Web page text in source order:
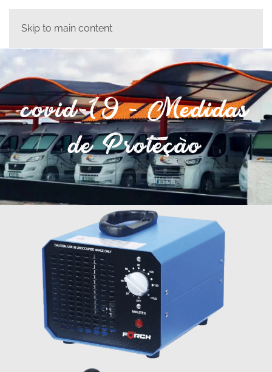
Skip to main content
covid-19 - Medidas
de Proteção